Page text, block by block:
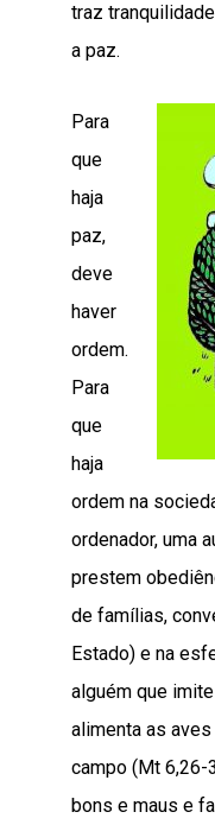
traz
a paz.
Para
que
haja
paz,
deve
haver
ordem.
Para
que
haja
ordem na
ordenador, uma
prestem
de famílias,
Estado) e na
alguém que
alimenta as
campo (Mt
bons e maus e